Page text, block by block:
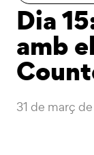
Dia
amb
31 de març